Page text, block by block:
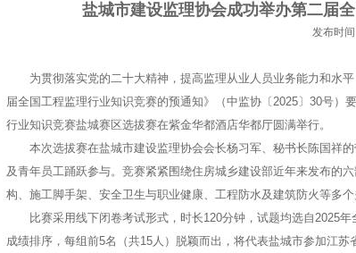
盐城市建设监理协会成功举办第二届
发布时
为贯彻落实党的二十大精神，提高监理从业人员业务能力和水平
届全国工程监理行业知识竞赛的预通知》（中监协〔2025〕30号）
行业知识竞赛盐城赛区选拔赛在紫金华都酒店华都厅圆满举行。
本次选拔赛在盐城市建设监理协会会长杨习军、秘书长陈国祥的
及青年员工踊跃参与。竞赛紧紧围绕住房城乡建设部近年来发布的
构、施工脚手架、安全卫生与职业健康、工程防水及建筑防火等多
比赛采用线下闭卷考试形式，时长120分钟，试题均选自2025年
成绩排序，每组前5名（共15人）脱颖而出，将代表盐城市参加江苏